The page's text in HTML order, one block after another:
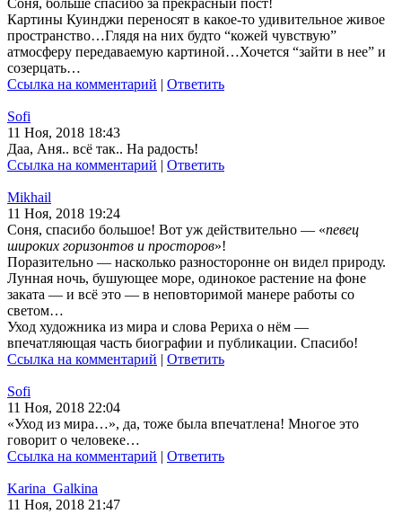
Соня, больше спасибо за прекрасный пост!
Картины Куинджи переносят в какое-то удивительное живое
пространство…Глядя на них будто “кожей чувствую”
атмосферу передаваемую картиной…Хочется “зайти в нее” и
созерцать…
Ссылка на комментарий
Ответить
Sofi
11 Ноя, 2018 18:43
Даа, Аня.. всё так.. На радость!
Ссылка на комментарий
Ответить
Mikhail
11 Ноя, 2018 19:24
Соня, спасибо большое! Вот уж действительно — «певец
широких горизонтов и просторов»!
Поразительно — насколько разносторонне он видел природу.
Лунная ночь, бушующее море, одинокое растение на фоне
заката — и всё это — в неповторимой манере работы со
светом…
Уход художника из мира и слова Рериха о нём —
впечатляющая часть биографии и публикации. Спасибо!
Ссылка на комментарий
Ответить
Sofi
11 Ноя, 2018 22:04
«Уход из мира…», да, тоже была впечатлена! Многое это
говорит о человеке…
Ссылка на комментарий
Ответить
Karina_Galkina
11 Ноя, 2018 21:47